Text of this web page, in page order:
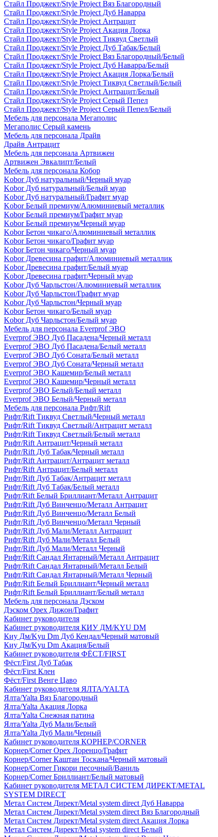
Стайл Проджект/Style Project Вяз Благородный
Стайл Проджект/Style Project Дуб Наварра
Стайл Проджект/Style Project Антрацит
Стайл Проджект/Style Project Акация Лорка
Стайл Проджект/Style Project Тиквуд Светлый
Стайл Проджект/Style Project Дуб Табак/Белый
Стайл Проджект/Style Project Вяз Благородный/Белый
Стайл Проджект/Style Project Дуб Наварра/Белый
Стайл Проджект/Style Project Акация Лорка/Белый
Стайл Проджект/Style Project Тиквуд Светлый/Белый
Стайл Проджект/Style Project Антрацит/Белый
Стайл Проджект/Style Project Серый Пепел
Стайл Проджект/Style Project Серый Пепел/Белый
Мебель для персонала Мегаполис
Мегаполис Серый камень
Мебель для персонала Драйв
Драйв Антрацит
Мебель для персонала Артвижен
Артвижен Эвкалипт/Белый
Мебель для персонала Кобор
Kobor Дуб натуральный/Черный муар
Kobor Дуб натуральный/Белый муар
Kobor Дуб натуральный/Графит муар
Kobor Белый премиум/Алюминиевый металлик
Kobor Белый премиум/Графит муар
Kobor Белый премиум/Черный муар
Kobor Бетон чикаго/Алюминиевый металлик
Kobor Бетон чикаго/Графит муар
Kobor Бетон чикаго/Черный муар
Kobor Древесина графит/Алюминиевый металлик
Kobor Древесина графит/Белый муар
Kobor Древесина графит/Черный муар
Kobor Дуб Чарльстон/Алюминиевый металлик
Kobor Дуб Чарльстон/Графит муар
Kobor Дуб Чарльстон/Черный муар
Kobor Бетон чикаго/Белый муар
Kobor Дуб Чарльстон/Белый муар
Мебель для персонала Everprof ЭВО
Everprof ЭВО Дуб Пасадена/Черный металл
Everprof ЭВО Дуб Пасадена/Белый металл
Everprof ЭВО Дуб Соната/Белый металл
Everprof ЭВО Дуб Соната/Черный металл
Everprof ЭВО Кашемир/Белый металл
Everprof ЭВО Кашемир/Черный металл
Everprof ЭВО Белый/Белый металл
Everprof ЭВО Белый/Черный металл
Мебель для персонала Рифт/Rift
Рифт/Rift Тиквуд Светлый/Черный металл
Рифт/Rift Тиквуд Светлый/Антрацит металл
Рифт/Rift Тиквуд Светлый/Белый металл
Рифт/Rift Антрацит/Черный металл
Рифт/Rift Дуб Табак/Черный металл
Рифт/Rift Антрацит/Антрацит металл
Рифт/Rift Антрацит/Белый металл
Рифт/Rift Дуб Табак/Антрацит металл
Рифт/Rift Дуб Табак/Белый металл
Рифт/Rift Белый Бриллиант/Металл Антрацит
Рифт/Rift Дуб Винченцо/Металл Антрацит
Рифт/Rift Дуб Винченцо/Металл Белый
Рифт/Rift Дуб Винченцо/Металл Черный
Рифт/Rift Дуб Мали/Металл Антрацит
Рифт/Rift Дуб Мали/Металл Белый
Рифт/Rift Дуб Мали/Металл Черный
Рифт/Rift Сандал Янтарный/Металл Антрацит
Рифт/Rift Сандал Янтарный/Металл Белый
Рифт/Rift Сандал Янтарный/Металл Черный
Рифт/Rift Белый Бриллиант/Черный металл
Рифт/Rift Белый Бриллиант/Белый металл
Мебель для персонала Дэском
Дэском Орех Дижон/Графит
Кабинет руководителя
Кабинет руководителя КИУ ДМ/KYU DM
Киу Дм/Kyu Dm Дуб Кендал/Черный матовый
Киу Дм/Kyu Dm Акация/Белый
Кабинет руководителя ФЁСТ/FIRST
Фёст/First Дуб Табак
Фёст/First Клен
Фёст/First Венге Цаво
Кабинет руководителя ЯЛТА/YALTA
Ялта/Yalta Вяз Благородный
Ялта/Yalta Акация Лорка
Ялта/Yalta Снежная патина
Ялта/Yalta Дуб Мали/Белый
Ялта/Yalta Дуб Мали/Черный
Кабинет руководителя КОРНЕР/CORNER
Корнер/Corner Орех Лоренцо/Графит
Корнер/Corner Каштан Тоскана/Черный матовый
Корнер/Corner Гикори песочный/Ваниль
Корнер/Corner Бриллиант/Белый матовый
Кабинет руководителя МЕТАЛ СИСТЕМ ДИРЕКТ/METAL
SYSTEM DIRECT
Метал Систем Директ/Metal system direct Дуб Наварра
Метал Систем Директ/Metal system direct Вяз Благородный
Метал Систем Директ/Metal system direct Акация Лорка
Метал Систем Директ/Metal system direct Белый